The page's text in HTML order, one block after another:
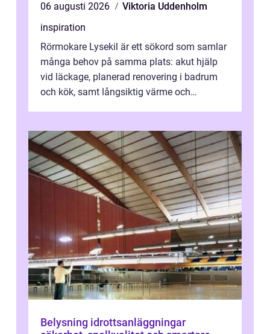
06 augusti 2026
Viktoria Uddenholm
inspiration
Rörmokare Lysekil är ett sökord som samlar
många behov på samma plats: akut hjälp
vid läckage, planerad renovering i badrum
och kök, samt långsiktig värme och
Belysning idrottsanläggningar